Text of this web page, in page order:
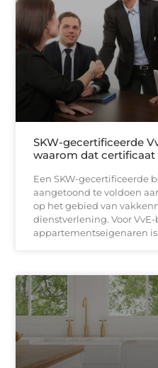
SKW-gecertificeerde
waarom dat
Een SKW-gecertificeerde
aangetoond te voldoen
op het gebied van
dienstverlening. Voor
appartementseigenaren